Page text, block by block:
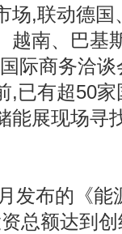
场,联动德
越南、巴基
际商务洽
,已有超50
能展现场寻
发布的《能
总额达到